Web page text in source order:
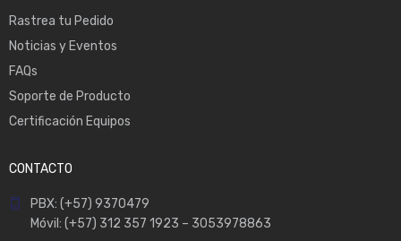
Rastrea tu Pedido
Noticias y Eventos
FAQs
Soporte de Producto
Certificación Equipos
CONTACTO
PBX: (+57) 9370479
Móvil: (+57) 312 357 1923 – 3053978863